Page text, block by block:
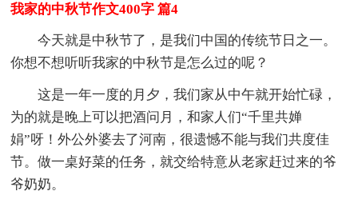
我家的中秋节作文400字 篇4
今天就是中秋节了，是我们中国的传统节日之一。
你想不想听听我家的中秋节是怎么过的呢？
这是一年一度的月夕，我们家从中午就开始忙碌，
为的就是晚上可以把酒问月，和家人们“千里共婵
娟”呀！外公外婆去了河南，很遗憾不能与我们共度佳
节。做一桌好菜的任务，就交给特意从老家赶过来的爷
爷奶奶。